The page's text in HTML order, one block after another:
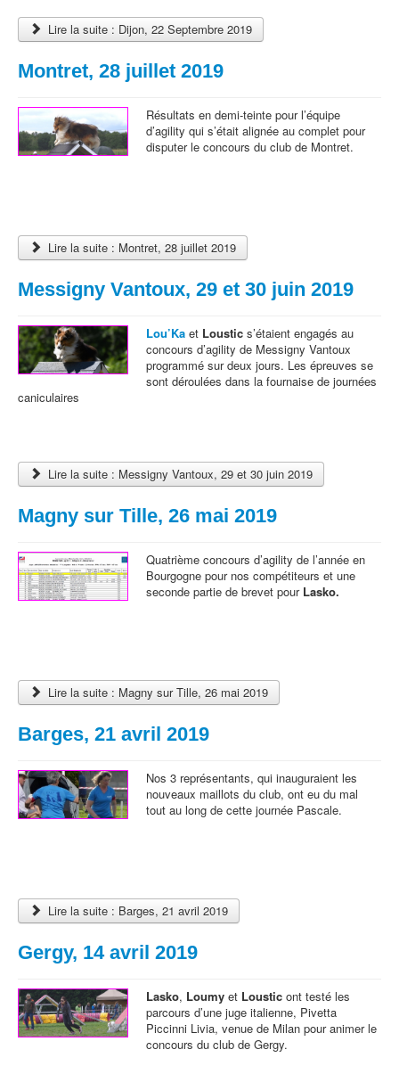
Lire la suite : Dijon, 22 Septembre 2019
Montret, 28 juillet 2019
Résultats en demi-teinte pour l’équipe
d’agility qui s’était alignée au complet pour
disputer le concours du club de Montret.
Lire la suite : Montret, 28 juillet 2019
Messigny Vantoux, 29 et 30 juin 2019
Lou’Ka et Loustic s’étaient engagés au
concours d’agility de Messigny Vantoux
programmé sur deux jours. Les épreuves se
sont déroulées dans la fournaise de journées
caniculaires
Lire la suite : Messigny Vantoux, 29 et 30 juin 2019
Magny sur Tille, 26 mai 2019
Quatrième concours d’agility de l’année en
Bourgogne pour nos compétiteurs et une
seconde partie de brevet pourLasko.
Lire la suite : Magny sur Tille, 26 mai 2019
Barges, 21 avril 2019
Nos 3 représentants, qui inauguraient les
nouveaux maillots du club, ont eu du mal
tout au long de cette journée Pascale.
Lire la suite : Barges, 21 avril 2019
Gergy, 14 avril 2019
Lasko, Loumy et Loustic ont testé les
parcours d’une juge italienne, Pivetta
Piccinni Livia, venue de Milan pour animer le
concours du club de Gergy.